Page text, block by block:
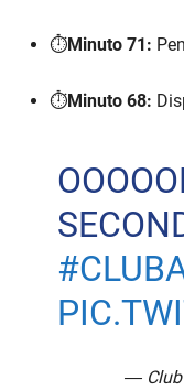
⏱️Minuto 71:
⏱️Minuto 68:
— Club